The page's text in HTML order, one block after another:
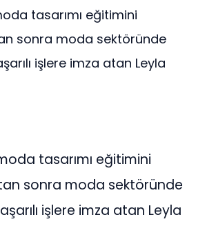
tasarımı eğitimini
sonra moda sektöründe
işlere imza atan Leyla
tasarımı eğitimini
sonra moda sektöründe
işlere imza atan Leyla